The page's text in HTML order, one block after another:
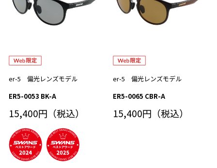
er-5 偏光レンズモデル
ER5-0053 BK-A
15,400円（税込）
er-5 偏光レンズモデル
ER5-0065 CBR-A
15,400円（税込）